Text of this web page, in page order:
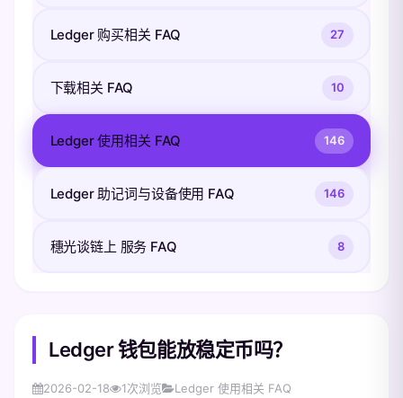
Ledger 购买相关 FAQ 27
下载相关 FAQ 10
Ledger 使用相关 FAQ 146
Ledger 助记词与设备使用 FAQ 146
穗光谈链上 服务 FAQ 8
Ledger 钱包能放稳定币吗？
2026-02-18 1次浏览 Ledger 使用相关 FAQ